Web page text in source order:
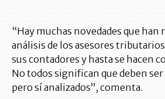
“Hay muchas novedades que
análisis de los asesores
sus contadores y hasta se hacen
No todos significan que deben
pero sí analizados”, comenta.